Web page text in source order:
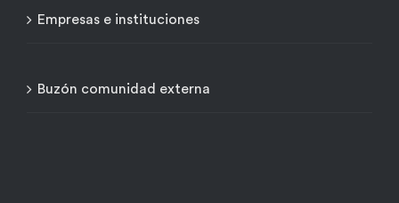
Empresas e instituciones
Buzón comunidad externa